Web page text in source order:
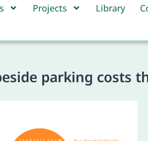
Projects Library
parking costs